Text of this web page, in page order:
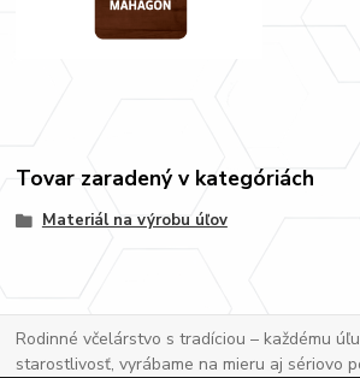
Tovar zaradený v kategóriách
Materiál na výrobu úľov
Rodinné včelárstvo s tradíciou – každému
starostlivosť, vyrábame na mieru aj sériovo